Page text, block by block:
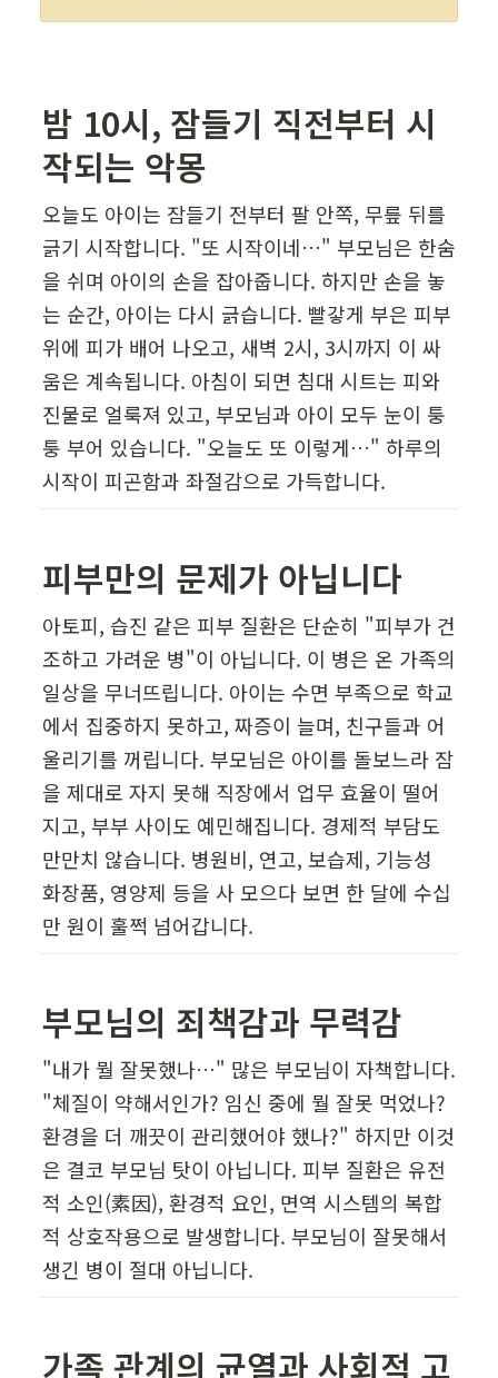
밤 10시, 잠들기 직전부터 시
작되는 악몽
오늘도 아이는 잠들기 전부터 팔 안쪽, 무릎 뒤를
긁기 시작합니다. "또 시작이네…" 부모님은 한숨
을 쉬며 아이의 손을 잡아줍니다. 하지만 손을 놓
는 순간, 아이는 다시 긁습니다. 빨갛게 부은 피부
위에 피가 배어 나오고, 새벽 2시, 3시까지 이 싸
움은 계속됩니다. 아침이 되면 침대 시트는 피와
진물로 얼룩져 있고, 부모님과 아이 모두 눈이 퉁
퉁 부어 있습니다. "오늘도 또 이렇게…" 하루의
시작이 피곤함과 좌절감으로 가득합니다.
피부만의 문제가 아닙니다
아토피, 습진 같은 피부 질환은 단순히 "피부가 건
조하고 가려운 병"이 아닙니다. 이 병은 온 가족의
일상을 무너뜨립니다. 아이는 수면 부족으로 학교
에서 집중하지 못하고, 짜증이 늘며, 친구들과 어
울리기를 꺼립니다. 부모님은 아이를 돌보느라 잠
을 제대로 자지 못해 직장에서 업무 효율이 떨어
지고, 부부 사이도 예민해집니다. 경제적 부담도
만만치 않습니다. 병원비, 연고, 보습제, 기능성
화장품, 영양제 등을 사 모으다 보면 한 달에 수십
만 원이 훌쩍 넘어갑니다.
부모님의 죄책감과 무력감
"내가 뭘 잘못했나…" 많은 부모님이 자책합니다.
"체질이 약해서인가? 임신 중에 뭘 잘못 먹었나?
환경을 더 깨끗이 관리했어야 했나?" 하지만 이것
은 결코 부모님 탓이 아닙니다. 피부 질환은 유전
적 소인(素因), 환경적 요인, 면역 시스템의 복합
적 상호작용으로 발생합니다. 부모님이 잘못해서
생긴 병이 절대 아닙니다.
가족 관계의 균열과 사회적 고